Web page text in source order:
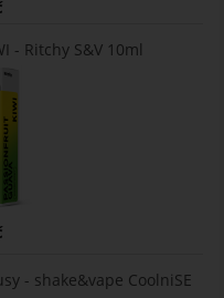
- Ritchy S&V 10ml
- shake&vape CoolniSE